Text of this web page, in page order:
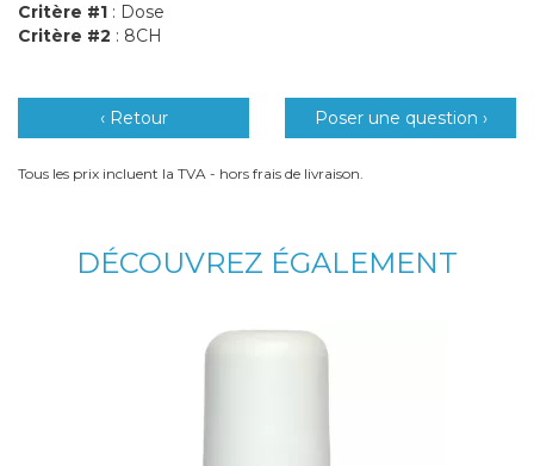
Critère #1 : Dose
Critère #2 : 8CH
‹ Retour Poser une question ›
Tous les prix incluent la TVA - hors frais de livraison.
DÉCOUVREZ ÉGALEMENT